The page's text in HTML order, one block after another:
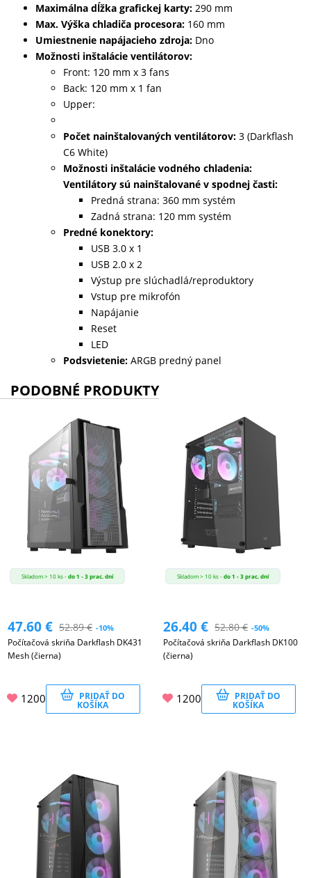
Maximálna dĺžka grafickej karty: 290 mm
Max. Výška chladiča procesora: 160 mm
Umiestnenie napájacieho zdroja: Dno
Možnosti inštalácie ventilátorov:
Front: 120 mm x 3 fans
Back: 120 mm x 1 fan
Upper:
Počet nainštalovaných ventilátorov: 3 (Darkflash
C6 White)
Možnosti inštalácie vodného chladenia:
Ventilátory sú nainštalované v spodnej časti:
Predná strana: 360 mm systém
Zadná strana: 120 mm systém
Predné konektory:
USB 3.0 x 1
USB 2.0 x 2
Výstup pre slúchadlá/reproduktory
Vstup pre mikrofón
Napájanie
Reset
LED
Podsvietenie: ARGB predný panel
PODOBNÉ PRODUKTY
Skladom > 10 ks -do 1 - 3 prac. dní
47.60€ 52.89€ -10%
Počítačová skriňa Darkflash DK431
Mesh (čierna)
1200 PRIDAŤ DO
KOŠÍKA
Skladom > 10 ks -do 1 - 3 prac. dní
26.40€ 52.80€ -50%
Počítačová skriňa Darkflash DK100
(čierna)
1200 PRIDAŤ DO
KOŠÍKA